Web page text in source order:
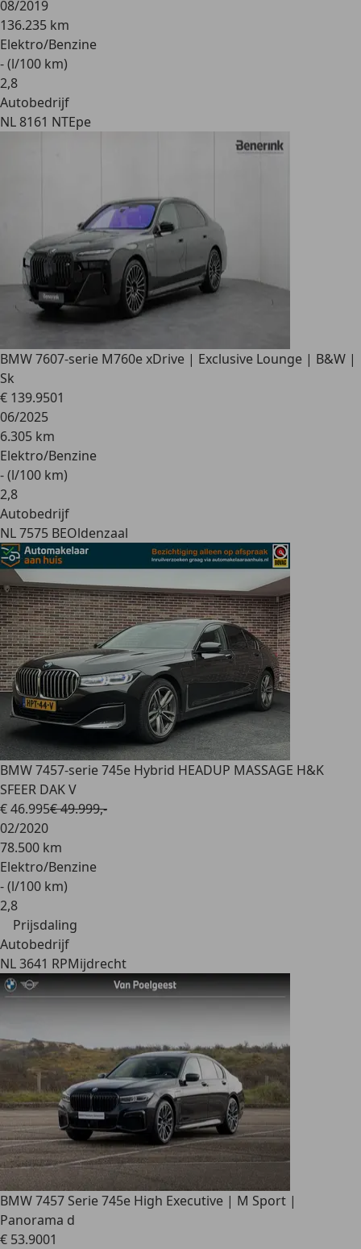
08/2019
136.235 km
Elektro/Benzine
- (l/100 km)
2,8
Autobedrijf
NL 8161 NTEpe
BMW 7607-serie M760e xDrive | Exclusive Lounge | B&W |
Sk
€ 139.9501
06/2025
6.305 km
Elektro/Benzine
- (l/100 km)
2,8
Autobedrijf
NL 7575 BEOldenzaal
BMW 7457-serie 745e Hybrid HEADUP MASSAGE H&K
SFEER DAK V
€ 46.995€ 49.999,-
02/2020
78.500 km
Elektro/Benzine
- (l/100 km)
2,8
Prijsdaling
Autobedrijf
NL 3641 RPMijdrecht
BMW 7457 Serie 745e High Executive | M Sport |
Panorama d
€ 53.9001